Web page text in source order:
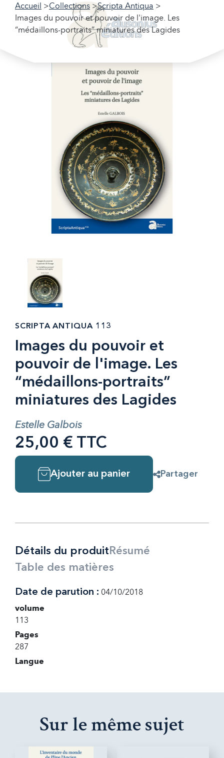
Accueil Collections
Scripta Antiqua
Images du pouvoir et pouvoir de l'image. Les
“médaillons-portraits” miniatures des Lagides
SCRIPTA ANTIQUA 113
Images du pouvoir et
pouvoir de l'image. Les
“médaillons-portraits”
miniatures des Lagides
Estelle Galbois
25,00 € TTC
Ajouter au panier Partager
Détails du produit Résumé
Table des matières
Date de parution : 04/10/2018
volume
113
Pages
287
Langue
Sur le même sujet